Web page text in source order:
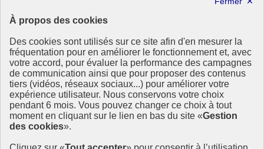
À propos des cookies
Des cookies sont utilisés sur ce site afin d'en mesurer la
fréquentation pour en améliorer le fonctionnement et, avec
votre accord, pour évaluer la performance des campagnes
de communication ainsi que pour proposer des contenus
tiers (vidéos, réseaux sociaux...) pour améliorer votre
expérience utilisateur. Nous conservons votre choix
pendant 6 mois. Vous pouvez changer ce choix à tout
moment en cliquant sur le lien en bas du site «Gestion
des cookies».
5 mai 2021 - En France